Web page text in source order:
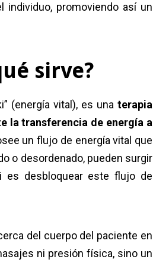
individuo, promoviendo así un
sirve?
(energía vital), es una terapia
la transferencia de energía a
un flujo de energía vital que
o desordenado, pueden surgir
es desbloquear este flujo de
del cuerpo del paciente en
ni presión física, sino un